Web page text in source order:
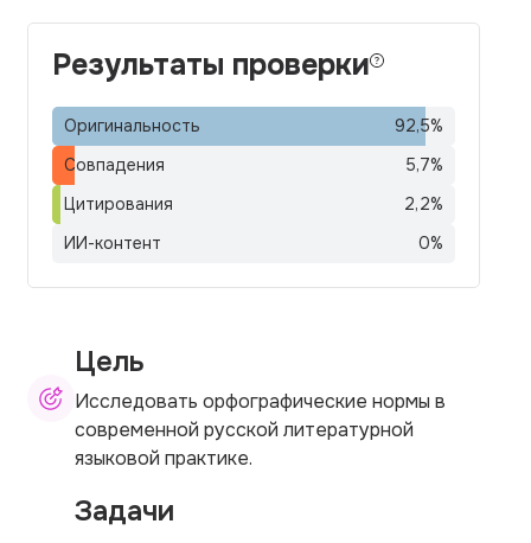
Результаты проверки
Оригинальность 92,5%
Совпадения
5,7%
Цитирования
2,2%
ИИ-контент
0%
Цель
Исследовать орфографические нормы в
современной русской литературной
языковой практике.
Задачи